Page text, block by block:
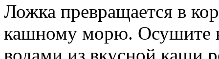
Ложка превращается в
кашному морю. Осушите
водами из вкусной каши